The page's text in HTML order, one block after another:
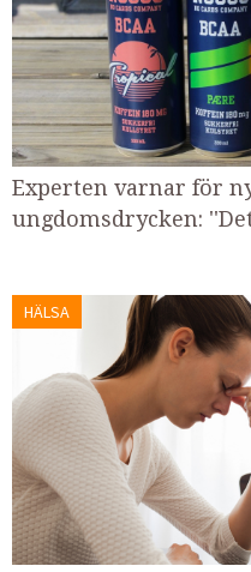
Experten varnar för
ungdomsdrycken:
HÄLSA